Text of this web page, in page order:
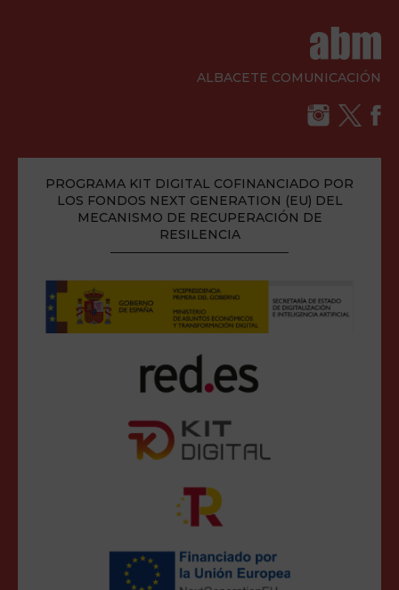
ALBACETE COMUNICACIÓN
PROGRAMA KIT DIGITAL COFINANCIADO POR
LOS FONDOS NEXT GENERATION (EU) DEL
MECANISMO DE RECUPERACIÓN DE
RESILENCIA